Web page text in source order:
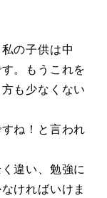
の子供は中
。もうこれを
も少なくない
ね！と言われ
違い、勉強に
ければいけま